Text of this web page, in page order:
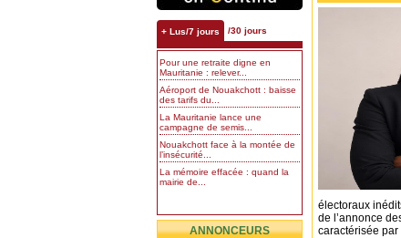
+ Lus/7 jours /30 jours
Pour une retraite digne en
Mauritanie : relever...
Aéroport de Nouakchott : baisse
des tarifs du...
La Mauritanie lance une
campagne de semis...
Nouakchott face à la montée de
l’insécurité...
La mémoire effacée : quand la
mairie de...
ANNONCEURS
électoraux
de l’annonce
caractérisée